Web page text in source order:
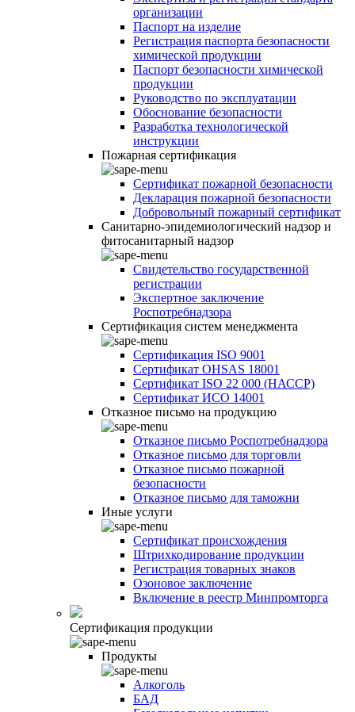
организации
Паспорт на изделие
Регистрация паспорта безопасности
химической продукции
Паспорт безопасности химической
продукции
Руководство по эксплуатации
Обоснование безопасности
Разработка технологической
инструкции
Пожарная сертификация
Сертификат пожарной безопасности
Декларация пожарной безопасности
Добровольный пожарный сертификат
Санитарно-эпидемиологический надзор и
фитосанитарный надзор
Свидетельство государственной
регистрации
Экспертное заключение
Роспотребнадзора
Сертификация систем менеджмента
Сертификация ISO 9001
Сертификат OHSAS 18001
Сертификат ISO 22 000 (НАССР)
Сертификат ИСО 14001
Отказное письмо на продукцию
Отказное письмо Роспотребнадзора
Отказное письмо для торговли
Отказное письмо пожарной
безопасности
Отказное письмо для таможни
Иные услуги
Сертификат происхождения
Штрихкодирование продукции
Регистрация товарных знаков
Озоновое заключение
Включение в реестр Минпромторга
Сертификация продукции
Продукты
Алкоголь
БАД